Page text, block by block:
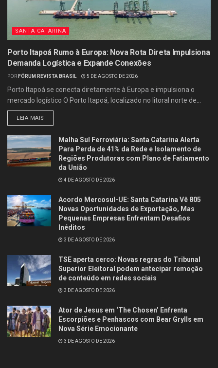
SANTA CATARINA
Porto Itapoá Rumo à Europa: Nova Rota Direta Impulsiona
Demanda Logística e Expande Conexões
POR FÓRUM REVISTA BRASIL 5 DE AGOSTO DE 2026
Porto Itapoá se conecta diretamente à Europa e impulsiona o
mercado logístico O Porto Itapoá, localizado no litoral norte de...
LEIA MAIS
Malha Sul Ferroviária: Santa Catarina Alerta
Para Perda de 41% da Rede e Isolamento de
Regiões Produtoras com Plano de Fatiamento
da União
4 DE AGOSTO DE 2026
Acordo Mercosul-UE: Santa Catarina Vê 805
Novas Oportunidades de Exportação, Mas
Pequenas Empresas Enfrentam Desafios
Inéditos
3 DE AGOSTO DE 2026
TSE aperta cerco: Novas regras do Tribunal
Superior Eleitoral podem antecipar remoção
de conteúdo em redes sociais
3 DE AGOSTO DE 2026
Ator de Jesus em ‘The Chosen’ Enfrenta
Escorpiões e Penhascos com Bear Grylls em
Nova Série Emocionante
3 DE AGOSTO DE 2026